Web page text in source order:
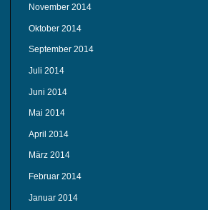
November 2014
Oktober 2014
September 2014
Juli 2014
Juni 2014
Mai 2014
April 2014
März 2014
Februar 2014
Januar 2014